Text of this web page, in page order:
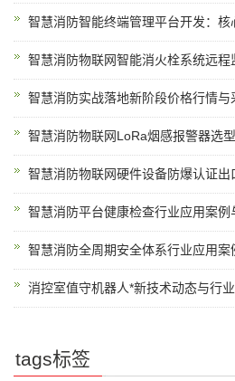
智慧消防智能终端管理平台开发：
智慧消防物联网智能消火栓系统远
智慧消防实战落地新阶段价格行情与
智慧消防物联网LoRa烟感报警器选
智慧消防物联网硬件设备防爆认证
智慧消防平台健康检查行业应用案例
智慧消防全周期安全体系行业应用案
消控室值守机器人*新技术动态与行
tags标签